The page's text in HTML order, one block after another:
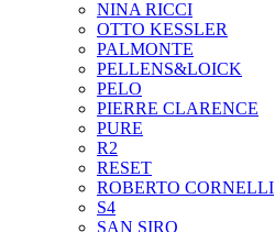
NINA RICCI
OTTO KESSLER
PALMONTE
PELLENS&LOICK
PELO
PIERRE CLARENCE
PURE
R2
RESET
ROBERTO CORNELLI
S4
SAN SIRO